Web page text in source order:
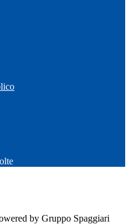
by Gruppo Spaggiari